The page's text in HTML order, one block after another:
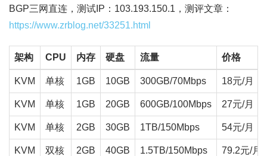
BGP三网直连，测试IP：103.193.150.1，测评文章：
https://www.zrblog.net/33251.html
架构 CPU 内存 硬盘 流量 价格
KVM 单核 1GB 10GB 300GB/70Mbps 18元/月
KVM 单核 1GB 20GB 600GB/100Mbps 27元/月
KVM 单核 2GB 30GB 1TB/150Mbps 54元/月
KVM 双核 2GB 40GB 1.5TB/150Mbps 79.2元/月